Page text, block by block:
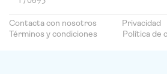
Contacta con nosotros Privacidad
Términos y condiciones
Política de